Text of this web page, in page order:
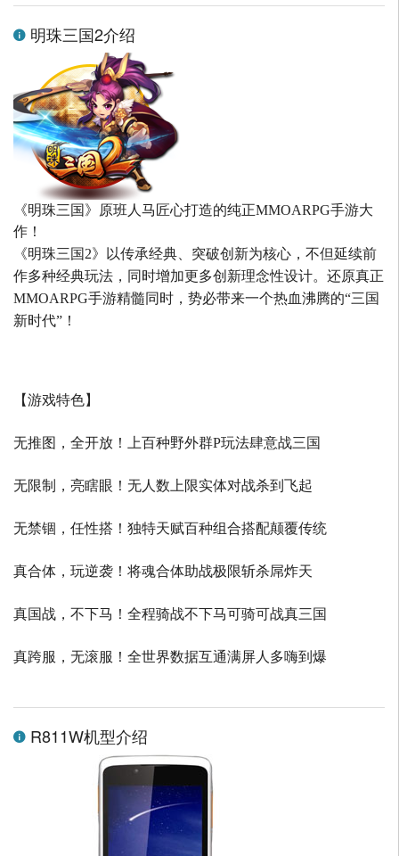
明珠三国2介绍
《明珠三国》原班人马匠心打造的纯正MMOARPG手游大
作！
《明珠三国2》以传承经典、突破创新为核心，不但延续前
作多种经典玩法，同时增加更多创新理念性设计。还原真正
MMOARPG手游精髓同时，势必带来一个热血沸腾的“三国
新时代”！
【游戏特色】
无推图，全开放！上百种野外群P玩法肆意战三国
无限制，亮瞎眼！无人数上限实体对战杀到飞起
无禁锢，任性搭！独特天赋百种组合搭配颠覆传统
真合体，玩逆袭！将魂合体助战极限斩杀屌炸天
真国战，不下马！全程骑战不下马可骑可战真三国
真跨服，无滚服！全世界数据互通满屏人多嗨到爆
R811W机型介绍